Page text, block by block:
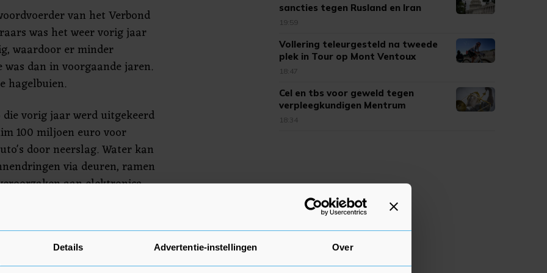
Details Advertentie-instellingen Over
van het Verbond
was het weer vorig jaar
waardoor er minder
was dan in voorgaande jaren.
hagelbuien.
vorig jaar werd uitgekeerd
100 miljoen euro voor
door neerslag. Water kan
via deuren, ramen
aan elektronica,
aldus de
neerslag tot bijna 132
2022 ging het om bijna 73
sancties tegen Rusland en Iran
19:59
Vollering teleurgesteld na tweede
plek in Tour op Mont Ventoux
18:47
Cel en tbs voor geweld tegen
verpleegkundigen Mentrum
18:34